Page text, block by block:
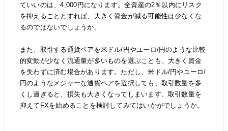
ていいのは、4,000円になります。全資産の2％以内にリスク
を抑えることとすれば、大きく資金が減る可能性は少なくな
るのではないでしょうか。
また、取引する通貨ペアを米ドル/円やユーロ/円のような比較
的変動が少なく流通量が多いものを選ぶことも、大きく資金
を失わずに済む場合があります。ただし、米ドル/円やユーロ/
円のようなメジャーな通貨ペアを選択しても、取引数量を多
くし過ぎると、損失も大きくなってしまいます。取引数量を
抑えてFXを始めることを検討してみてはいかがでしょうか。